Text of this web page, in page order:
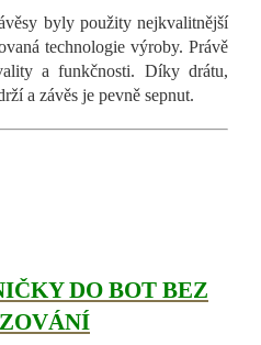
byly použity nejkvalitnější
technologie výroby. Právě
a funkčnosti. Díky drátu,
a závěs je pevně sepnut.
DO BOT BEZ